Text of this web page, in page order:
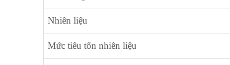
Nhiên liệu
Mức tiêu tốn nhiên liệu